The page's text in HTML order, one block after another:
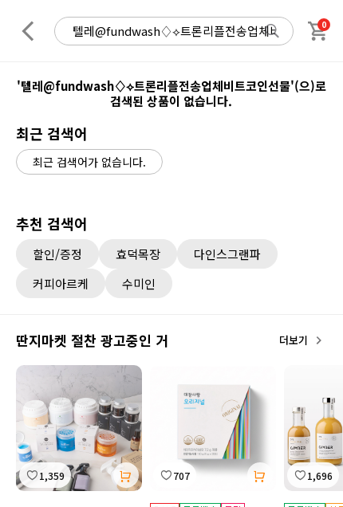
0
'텔레@fundwash♢⟡트론리플전송업체비트코인선물'(으)로
검색된 상품이 없습니다.
최근 검색어
최근 검색어가 없습니다.
추천 검색어
할인/증정 효덕목장
다인스그랜파
커피아르케
수미인
딴지마켓 절찬 광고중인 거 더보기
1,359 707 1,696